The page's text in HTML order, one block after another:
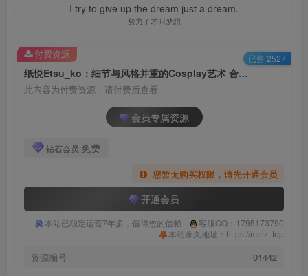
I try to give up the dream just a dream.
努力了才叫梦想
纸悦Etsu_ko：细节与风格并重的Cosplay艺术 合集[持续更新]
此内容为付费资源，请付费后查看
会员专属资源
钻石会员 免费
您暂无购买权限，请先开通会员
开通会员
本站已稳定运营7年多，值得您的信赖
客服QQ：1795173790
本站永久地址：https://meizt.top
资源编号 01442
付费资源 已售 2527